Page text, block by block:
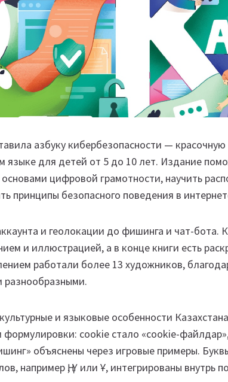
азбуку кибербезопасности — красочную
языке для детей от 5 до 10 лет. Издание
цифровой грамотности, научить
принципы безопасного поведения в
и геолокации до фишинга и чат-бота.
и иллюстрацией, а в конце книги есть
работали более 13 художников,
разнообразными.
и языковые особенности
cookie стало «cookie-
объяснены через игровые примеры.
например Ң, Ү или Ұ, интегрированы внутрь